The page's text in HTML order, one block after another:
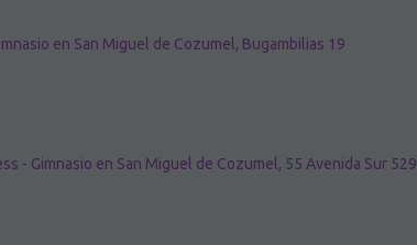
en San Miguel de Cozumel, Bugambilias 19
- Gimnasio en San Miguel de Cozumel, 55 Avenida Sur 529